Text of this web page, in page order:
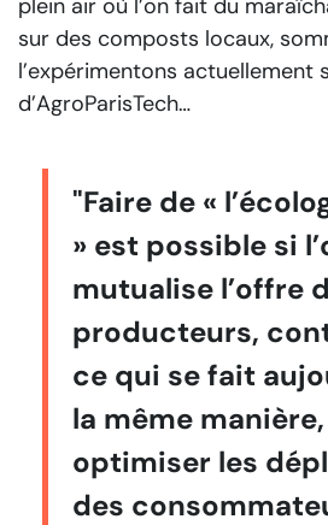
plein air où l’on fait du
sur des composts locaux,
l’expérimentons actuellement
d’AgroParisTech…
"Faire de «
» est possible si
mutualise l’offre
producteurs,
ce qui se fait
la même
optimiser les
des